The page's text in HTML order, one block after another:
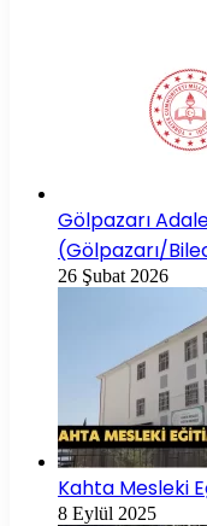
Gölpazarı
(Gölpazarı/
26 Şubat 2026
Kahta Mesleki
8 Eylül 2025